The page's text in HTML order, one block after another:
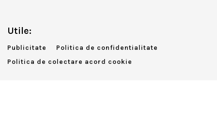
Utile:
Publicitate
Politica de confidentialitate
Politica de colectare acord cookie